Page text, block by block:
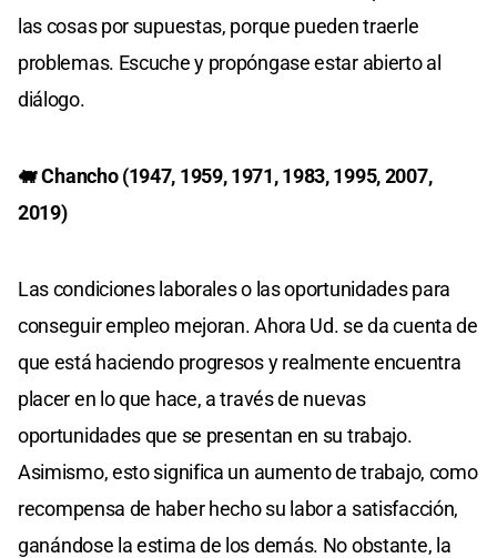
las cosas por supuestas, porque pueden traerle
problemas. Escuche y propóngase estar abierto al
diálogo.
🐖 Chancho (1947, 1959, 1971, 1983, 1995, 2007,
2019)
Las condiciones laborales o las oportunidades para
conseguir empleo mejoran. Ahora Ud. se da cuenta de
que está haciendo progresos y realmente encuentra
placer en lo que hace, a través de nuevas
oportunidades que se presentan en su trabajo.
Asimismo, esto significa un aumento de trabajo, como
recompensa de haber hecho su labor a satisfacción,
ganándose la estima de los demás. No obstante, la